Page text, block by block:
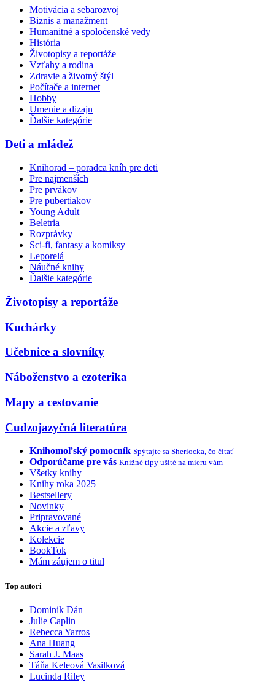
Motivácia a sebarozvoj
Biznis a manažment
Humanitné a spoločenské vedy
História
Životopisy a reportáže
Vzťahy a rodina
Zdravie a životný štýl
Počítače a internet
Hobby
Umenie a dizajn
Ďalšie kategórie
Deti a mládež
Knihorad – poradca kníh pre deti
Pre najmenších
Pre prvákov
Pre pubertiakov
Young Adult
Beletria
Rozprávky
Sci-fi, fantasy a komiksy
Leporelá
Náučné knihy
Ďalšie kategórie
Životopisy a reportáže
Kuchárky
Učebnice a slovníky
Náboženstvo a ezoterika
Mapy a cestovanie
Cudzojazyčná literatúra
Knihomoľský pomocník Spýtajte sa Sherlocka, čo čítať
Odporúčame pre vás Knižné tipy ušité na mieru vám
Všetky knihy
Knihy roka 2025
Bestsellery
Novinky
Pripravované
Akcie a zľavy
Kolekcie
BookTok
Mám záujem o titul
Top autori
Dominik Dán
Julie Caplin
Rebecca Yarros
Ana Huang
Sarah J. Maas
Táňa Keleová Vasilková
Lucinda Riley